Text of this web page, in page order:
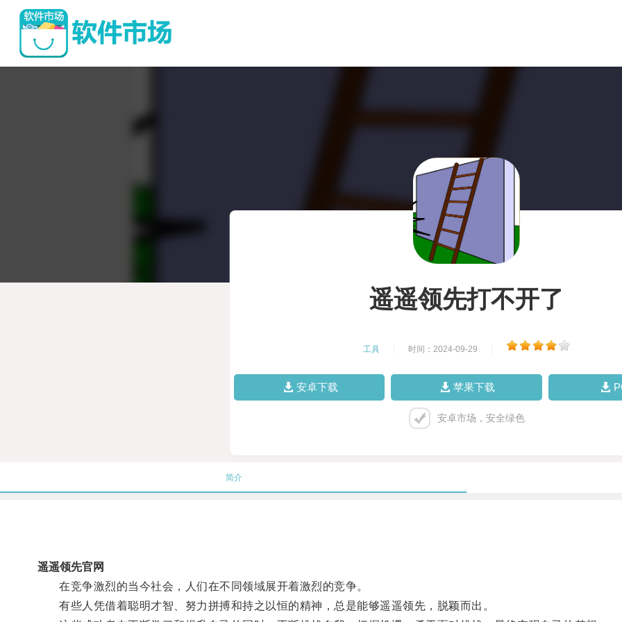
遥遥领先打不开了
工具 时间：2024-09-29
安卓下载 苹果下载
安卓市场，安全绿色
简介
遥遥领先官网
在竞争激烈的当今社会，人们在不同领域展开着激烈的竞争。
有些人凭借着聪明才智、努力拼搏和持之以恒的精神，总是能够遥遥领先，脱颖而出。